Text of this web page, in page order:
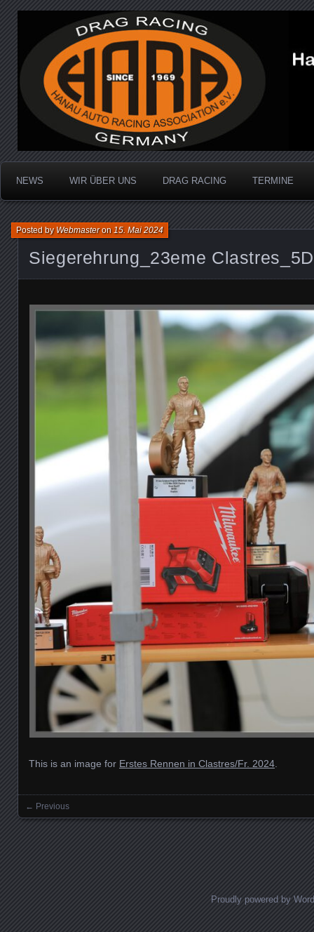
Hanau Auto Racing
Dragracing auf der 1/4 Meile
NEWS WIR ÜBER UNS DRAG RACING TERMINE
Siegerehrung_23eme
Posted byWebmasteron15. Mai 2024
This is an image for Erstes Rennen in Clastres/Fr. 2024
Images navigation
← Previous
Proudly powered by